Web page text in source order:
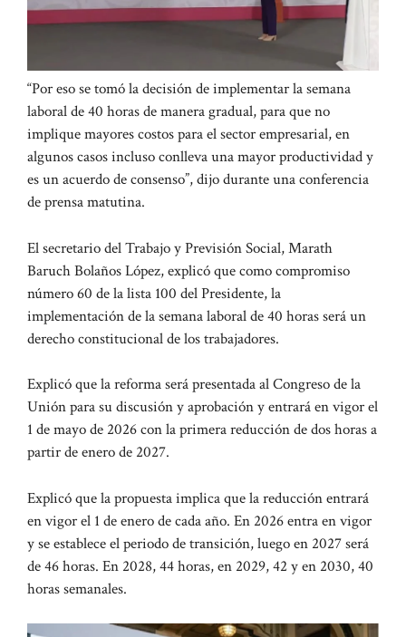
“Por eso se tomó la decisión de implementar la semana
laboral de 40 horas de manera gradual, para que no
implique mayores costos para el sector empresarial, en
algunos casos incluso conlleva una mayor productividad y
es un acuerdo de consenso”, dijo durante una conferencia
de prensa matutina.
El secretario del Trabajo y Previsión Social, Marath
Baruch Bolaños López, explicó que como compromiso
número 60 de la lista 100 del Presidente, la
implementación de la semana laboral de 40 horas será un
derecho constitucional de los trabajadores.
Explicó que la reforma será presentada al Congreso de la
Unión para su discusión y aprobación y entrará en vigor el
1 de mayo de 2026 con la primera reducción de dos horas a
partir de enero de 2027.
Explicó que la propuesta implica que la reducción entrará
en vigor el 1 de enero de cada año. En 2026 entra en vigor
y se establece el periodo de transición, luego en 2027 será
de 46 horas. En 2028, 44 horas, en 2029, 42 y en 2030, 40
horas semanales.